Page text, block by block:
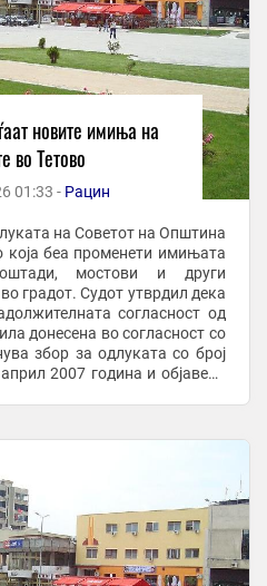
новите имиња на
во Тетово
01:33 - Рацин
на Советот на Општина
која беа променети имињата
мостови и други
градот. Судот утврдил дека
согласност од
донесена во согласност со
2007 година и објавена